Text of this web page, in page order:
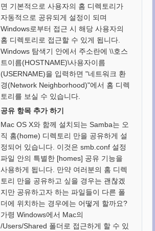
면 기본적으로 사용자의 홈 디렉토리가
자동적으로 공유되게 설정이 되며
Windows로부터 접근 시 해당 사용자의
홈 디렉토리로 접근할 수 있게 됩니다.
Windows 탐색기 안에서 주소란에 \\호스
트이름(HOSTNAME)\사용자이름
(USERNAME)을 입력하면 "네트워크 환
경(Network Neighborhood)"에서 홈 디렉
토리를 보실 수 있습니다.
공유 항목 추가 하기
Mac OS X와 함께 설치되는 Samba는 오
직 홈(home) 디렉토리 만을 공유하게 설
정되어 있습니다. 이것은 smb.conf 설정
파일 안의 특별한 [homes] 공유 기능을
사용하게 됩니다. 만약 여러분의 홈 디렉
토리 만을 공유하고 싶을 경우는 괜찮겠
지만 공유하고자 하는 파일들이 다른 폴
더에 위치하는 경우에는 어떻게 할까요?
가령 Windows에서 Mac의
/Users/Shared 폴더로 접근하게 할 수 있